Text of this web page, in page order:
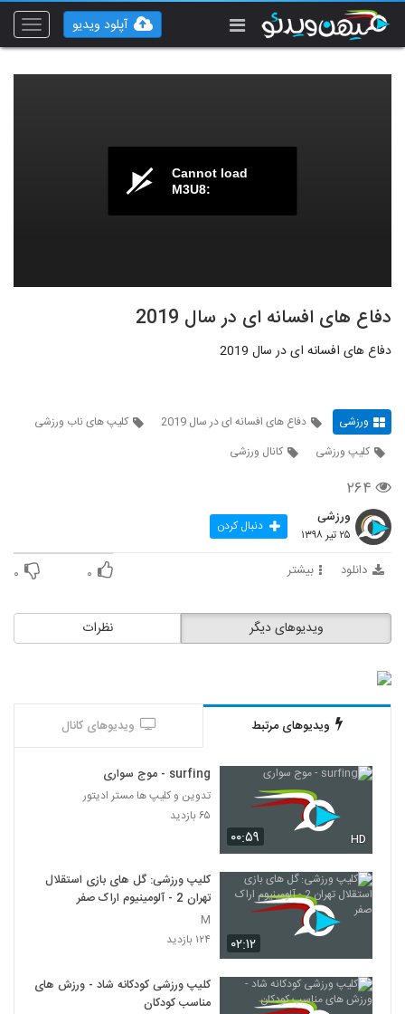
Toggle
آپلود ویدیو
Cannot load
M3U8:
دفاع های افسانه ای در سال 2019
دفاع های افسانه ای در سال 2019
ورزشی دفاع های افسانه ای در سال 2019
کلیپ های ناب ورزشی
کلیپ ورزشی
کانال ورزشی
۲۶۴
ورزشی
۲۵ تیر ۱۳۹۸ دنبال کردن
دانلود بیشتر ۰ ۰
نظرات ویدیوهای دیگر
ویدیوهای مرتبط ویدیوهای کانال
۰۰:۵۹ HD
surfing - موج سواری
تدوین و کلیپ ها مستر ادیتور
۶۵ بازدید
۰۲:۱۲
کلیپ ورزشی: گل های بازی استقلال
تهران 2 - آلومینیوم اراک صفر
M
۱۲۴ بازدید
کلیپ ورزشی کودکانه شاد - ورزش های
مناسب کودکان